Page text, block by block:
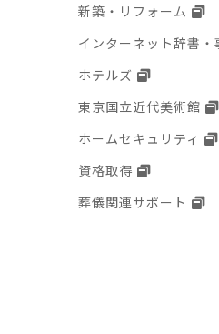
新築・リフォーム
インターネット辞書・
ホテルズ
東京国立近代美術館
ホームセキュリティ
資格取得
葬儀関連サポート